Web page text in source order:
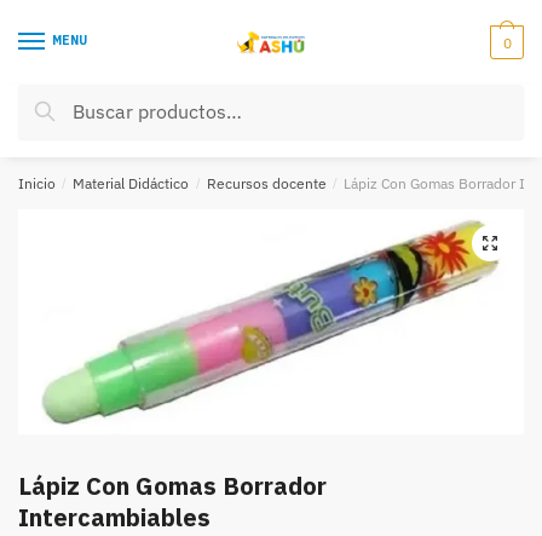
MENU
Buscar
Buscar
0
Inicio / Material Didáctico / Recursos docente / Lápiz Con Gomas Borrador
Lápiz Con Gomas Borrador
Intercambiables